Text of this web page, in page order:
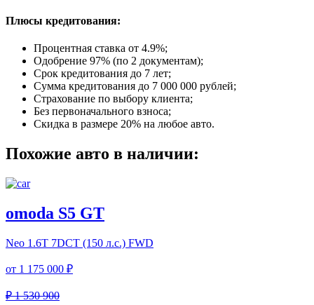
Плюсы кредитования:
Процентная ставка от 4.9%;
Одобрение 97% (по 2 документам);
Срок кредитования до 7 лет;
Сумма кредитования до 7 000 000 рублей;
Страхование по выбору клиента;
Без первоначального взноса;
Скидка в размере 20% на любое авто.
Похожие авто в наличии:
omoda S5 GT
Neo 1.6T 7DCT (150 л.с.) FWD
от 1 175 000 ₽
₽ 1 530 900